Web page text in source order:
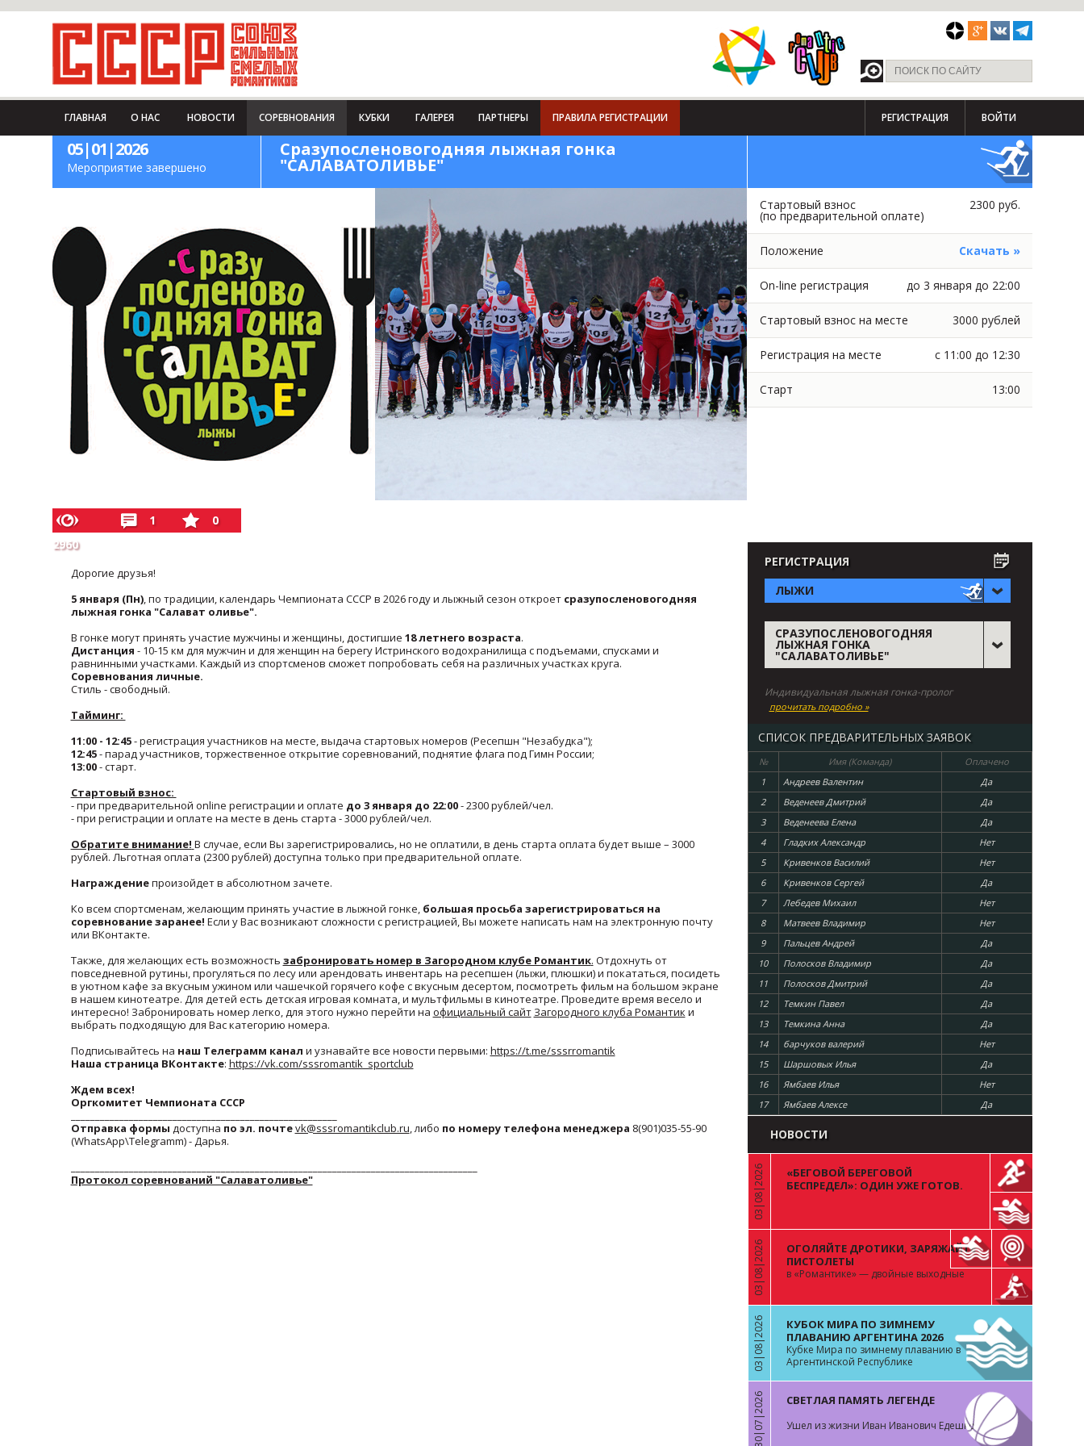
ГЛАВНАЯ О НАС НОВОСТИ СОРЕВНОВАНИЯ КУБКИ ГАЛЕРЕЯ ПАРТНЕРЫ ПРАВИЛА РЕГИСТРАЦИИ РЕГИСТРАЦИЯ ВОЙТИ
05|01|2026
Мероприятие завершено
Сразупосленовогодняя лыжная гонка
"САЛАВАТОЛИВЬЕ"
Стартовый взнос
(по предварительной оплате)
2300 руб.
Положение Скачать »
On-line регистрация до 3 января до 22:00
Стартовый взнос на месте 3000 рублей
Регистрация на месте с 11:00 до 12:30
Старт 13:00
2960
1 0
Дорогие друзья!
5 января (Пн), по традиции, календарь Чемпионата СССР в 2026 году и лыжный сезон откроет сразупосленовогодняя
лыжная гонка "Салават оливье".
В гонке могут принять участие мужчины и женщины, достигшие 18 летнего возраста.
Дистанция - 10-15 км для мужчин и для женщин на берегу Истринского водохранилища с подъемами, спусками и
равнинными участками. Каждый из спортсменов сможет попробовать себя на различных участках круга.
Соревнования личные.
Стиль - свободный.
Тайминг:
11:00 - 12:45- регистрация участников на месте, выдача стартовых номеров (Ресепшн "Незабудка");
12:45- парад участников, торжественное открытие соревнований, поднятие флага под Гимн России;
13:00- старт.
Стартовый взнос:
- при предварительной online регистрации и оплате до 3 января до 22:00- 2300 рублей/чел.
- при регистрации и оплате на месте в день старта - 3000 рублей/чел.
Обратите внимание! В случае, если Вы зарегистрировались, но не оплатили, в день старта оплата будет выше – 3000
рублей. Льготная оплата (2300 рублей) доступна только при предварительной оплате.
Награждениепроизойдет в абсолютном зачете.
Ко всем спортсменам, желающим принять участие в лыжной гонке, большая просьба зарегистрироваться на
соревнование заранее! Если у Вас возникают сложности с регистрацией, Вы можете написать нам на электронную почту
или ВКонтакте.
Также, для желающих есть возможность забронировать номер в Загородном клубе Романтик. Отдохнуть от
повседневной рутины, прогуляться по лесу или арендовать инвентарь на ресепшен (лыжи, плюшки) и покататься, посидеть
в уютном кафе за вкусным ужином или чашечкой горячего кофе с вкусным десертом, посмотреть фильм на большом экране
в нашем кинотеатре. Для детей есть детская игровая комната, и мультфильмы в кинотеатре. Проведите время весело и
интересно! Забронировать номер легко, для этого нужно перейти на официальный сайт Загородного клуба Романтик и
выбрать подходящую для Вас категорию номера.
Подписывайтесь на наш Телеграмм канал и узнавайте все новости первыми: https://t.me/sssrromantik
Наша страница ВКонтакте: https://vk.com/sssromantik_sportclub
Ждем всех!
Оргкомитет Чемпионата СССР
Отправка формы доступна по эл. почтеvk@sssromantikclub.ru, либо по номеру телефона менеджера 8(901)035-55-90
(WhatsApp\Telegramm) - Дарья.
Протокол соревнований "Салаватоливье"
РЕГИСТРАЦИЯ
ЛЫЖИ
СРАЗУПОСЛЕНОВОГОДНЯЯ
ЛЫЖНАЯ ГОНКА
"САЛАВАТОЛИВЬЕ"
Индивидуальная лыжная гонка-пролог
прочитать подробно »
СПИСОК ПРЕДВАРИТЕЛЬНЫХ ЗАЯВОК
№ Имя (Команда)
Оплачено
1
Андреев Валентин
Да
2
Веденеев Дмитрий
Да
3
Веденеева Елена
Да
4
Гладких Александр
Нет
5
Кривенков Василий
Нет
6
Кривенков Сергей
Да
7
Лебедев Михаил
Нет
8
Матвеев Владимир
Нет
9
Пальцев Андрей
Да
10
Полосков Владимир
Да
11
Полосков Дмитрий
Да
12
Темкин Павел
Да
13
Темкина Анна
Да
14
барчуков валерий
Нет
15
Шаршовых Илья
Да
16
Ямбаев Илья
Нет
17
Ямбаев Алексе Да
НОВОСТИ
«
03|08|2026
«БЕГОВОЙ БЕРЕГОВОЙ
БЕСПРЕДЕЛ»: ОДИН УЖЕ ГОТОВ.
«
03|08|2026
ОГОЛЯЙТЕ ДРОТИКИ, ЗАРЯЖАЙТЕ
ПИСТОЛЕТЫ
в «Романтике» — двойные выходные
«
03|08|2026
КУБОК МИРА ПО ЗИМНЕМУ
ПЛАВАНИЮ АРГЕНТИНА 2026
Кубке Мира по зимнему плаванию в
Аргентинской Республике
«
30|07|2026 СВЕТЛАЯ ПАМЯТЬ ЛЕГЕНДЕ
Ушел из жизни Иван Иванович Едешко